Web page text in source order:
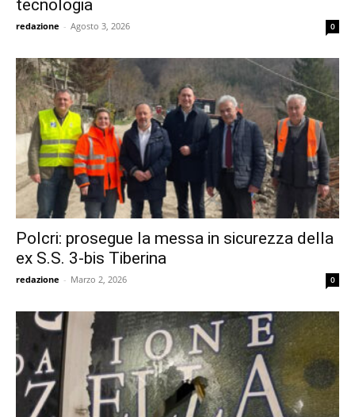
tecnologia
redazione - Agosto 3, 2026 0
Polcri: prosegue la messa in sicurezza della
ex S.S. 3-bis Tiberina
redazione - Marzo 2, 2026 0